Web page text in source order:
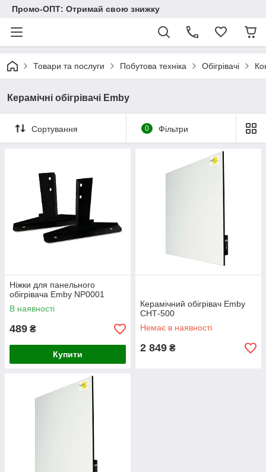
Промо-ОПТ: Отримай свою знижку
Товари та послуги Побутова техніка Обігрівачі
Керамічні обігрівачі Emby
Сортування 0 Фільтри
Ніжки для панельного
обігрівача Emby NP0001
В наявності
489 ₴
Купити
Керамічний обігрівач Emby
СНТ-500
Немає в наявності
2 849 ₴